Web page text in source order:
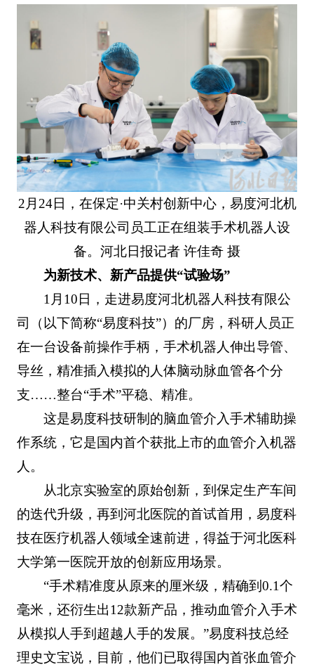
2月24日，在保定·中关村创新中心，易度河北机
器人科技有限公司员工正在组装手术机器人设
备。河北日报记者 许佳奇 摄
为新技术、新产品提供“试验场”
1月10日，走进易度河北机器人科技有限公
司（以下简称“易度科技”）的厂房，科研人员正
在一台设备前操作手柄，手术机器人伸出导管、
导丝，精准插入模拟的人体脑动脉血管各个分
支……整台“手术”平稳、精准。
这是易度科技研制的脑血管介入手术辅助操
作系统，它是国内首个获批上市的血管介入机器
人。
从北京实验室的原始创新，到保定生产车间
的迭代升级，再到河北医院的首试首用，易度科
技在医疗机器人领域全速前进，得益于河北医科
大学第一医院开放的创新应用场景。
“手术精准度从原来的厘米级，精确到0.1个
毫米，还衍生出12款新产品，推动血管介入手术
从模拟人手到超越人手的发展。”易度科技总经
理史文宝说，目前，他们已取得国内首张血管介